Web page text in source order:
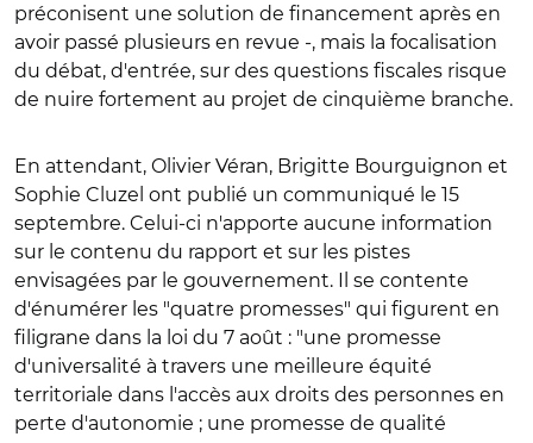
préconisent une solution de financement après en
avoir passé plusieurs en revue -, mais la focalisation
du débat, d'entrée, sur des questions fiscales risque
de nuire fortement au projet de cinquième branche.
En attendant, Olivier Véran, Brigitte Bourguignon et
Sophie Cluzel ont publié un communiqué le 15
septembre. Celui-ci n'apporte aucune information
sur le contenu du rapport et sur les pistes
envisagées par le gouvernement. Il se contente
d'énumérer les "quatre promesses" qui figurent en
filigrane dans la loi du 7 août : "une promesse
d'universalité à travers une meilleure équité
territoriale dans l'accès aux droits des personnes en
perte d'autonomie ; une promesse de qualité